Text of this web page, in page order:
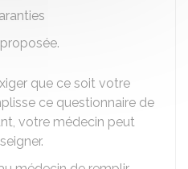
que ce soit votre
ce questionnaire de
votre médecin peut